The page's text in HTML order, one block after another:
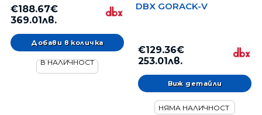
€188.67€
369.01лв.
В НАЛИЧНОСТ
DBX GORACK-V
€129.36€
253.01лв.
Виж детайли
НЯМА НАЛИЧНОСТ